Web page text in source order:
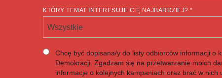
KTÓRY TEMAT INTERESUJE CIĘ NAJBARDZIEJ? *
Wszystkie
Chcę być dopisana/y do listy odbiorców informacji o
Demokracji. Zgadzam się na przetwarzanie moich
informacje o kolejnych kampaniach oraz brać w nich